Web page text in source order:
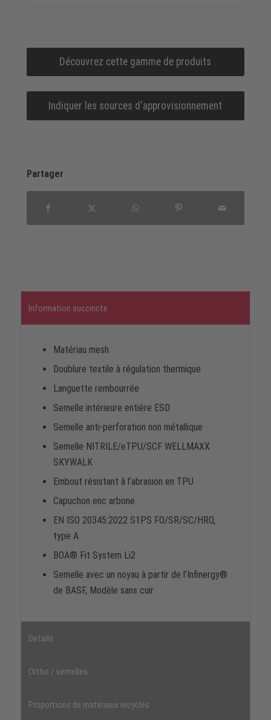
Découvrez cette gamme de produits
Indiquer les sources d‘approvisionnement
Partager
Information succincte
Matériau mesh
Doublure textile à régulation thermique
Languette rembourrée
Semelle intérieure entière ESD
Semelle anti-perforation non métallique
Semelle NITRILE/eTPU/SCF WELLMAXX
SKYWALK
Embout résistant à l’abrasion en TPU
Capuchon enc arbone
EN ISO 20345:2022 S1PS FO/SR/SC/HRO,
type A
BOA® Fit System Li2
Semelle avec un noyau à partir de l’Infinergy®
de BASF, Modèle sans cuir
Details
Ortho / semelles
Proportions de matériaux recyclés